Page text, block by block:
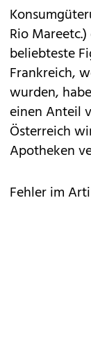
Rio
beliebteste
Frankreich,
wurden,
einen Anteil
Österreich
Apotheken
Fehler im